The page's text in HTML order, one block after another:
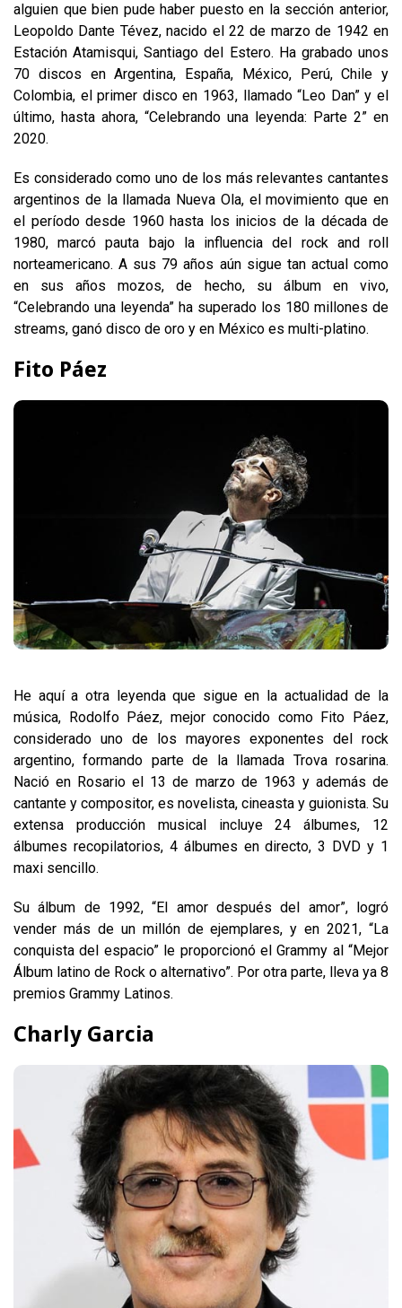
alguien que bien pude haber puesto en la sección anterior,
Leopoldo Dante Tévez, nacido el 22 de marzo de 1942 en
Estación Atamisqui, Santiago del Estero. Ha grabado unos
70 discos en Argentina, España, México, Perú, Chile y
Colombia, el primer disco en 1963, llamado “Leo Dan” y el
último, hasta ahora, “Celebrando una leyenda: Parte 2” en
2020.
Es considerado como uno de los más relevantes cantantes
argentinos de la llamada Nueva Ola, el movimiento que en
el período desde 1960 hasta los inicios de la década de
1980, marcó pauta bajo la influencia del rock and roll
norteamericano. A sus 79 años aún sigue tan actual como
en sus años mozos, de hecho, su álbum en vivo,
“Celebrando una leyenda” ha superado los 180 millones de
streams, ganó disco de oro y en México es multi-platino.
Fito Páez
He aquí a otra leyenda que sigue en la actualidad de la
música, Rodolfo Páez, mejor conocido como Fito Páez,
considerado uno de los mayores exponentes del rock
argentino, formando parte de la llamada Trova rosarina.
Nació en Rosario el 13 de marzo de 1963 y además de
cantante y compositor, es novelista, cineasta y guionista. Su
extensa producción musical incluye 24 álbumes, 12
álbumes recopilatorios, 4 álbumes en directo, 3 DVD y 1
maxi sencillo.
Su álbum de 1992, “El amor después del amor”, logró
vender más de un millón de ejemplares, y en 2021, “La
conquista del espacio” le proporcionó el Grammy al “Mejor
Álbum latino de Rock o alternativo”. Por otra parte, lleva ya 8
premios Grammy Latinos.
Charly Garcia